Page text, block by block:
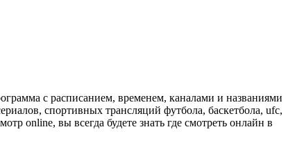
с расписанием, временем, каналами и названиями
спортивных трансляций футбола, баскетбола, ufc,
online, вы всегда будете знать где смотреть онлайн в